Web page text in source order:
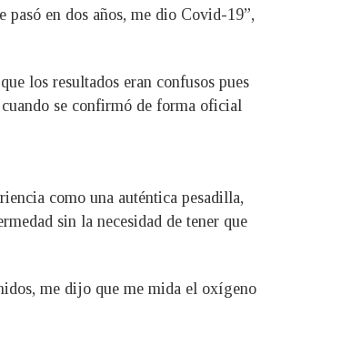
pasó en dos años, me dio Covid-19”,
los resultados eran confusos pues
se confirmó de forma oficial
como una auténtica pesadilla,
sin la necesidad de tener que
me dijo que me mida el oxígeno